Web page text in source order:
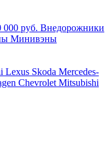
000 руб. Внедорожники
Минивэны
Lexus Skoda Mercedes-
Chevrolet Mitsubishi